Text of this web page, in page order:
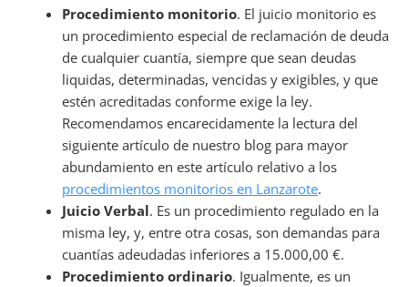
Procedimiento monitorio. El juicio monitorio es
un procedimiento especial de reclamación de deuda
de cualquier cuantía, siempre que sean deudas
liquidas, determinadas, vencidas y exigibles, y que
estén acreditadas conforme exige la ley.
Recomendamos encarecidamente la lectura del
siguiente artículo de nuestro blog para mayor
abundamiento en este artículo relativo a los
procedimientos monitorios en Lanzarote.
Juicio Verbal. Es un procedimiento regulado en la
misma ley, y, entre otra cosas, son demandas para
cuantías adeudadas inferiores a 15.000,00 €.
Procedimiento ordinario. Igualmente, es un